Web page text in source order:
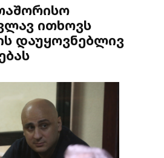
ითხოვს
დაუყოვნებლივ